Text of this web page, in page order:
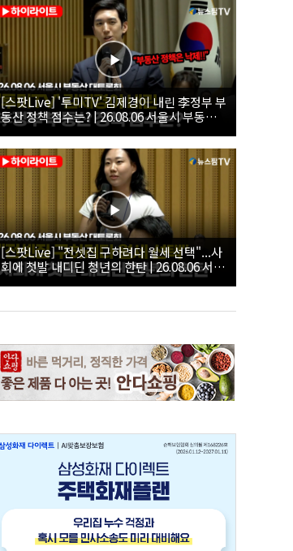
[스팟Live] '투미TV' 김제경이 내린 李정부 부
동산 정책 점수는? | 26.08.06 서울시 부동산
대토론회
[스팟Live] "전셋집 구하려다 월세 선택"...사
회에 첫발 내디딘 청년의 한탄 | 26.08.06 서울
시 부동산 대토론회